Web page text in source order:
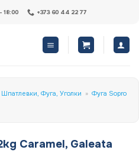
18:00 +373 60 44 22 77
Фуга, Уголки » Фуга Sopro
Caramel, Galeata